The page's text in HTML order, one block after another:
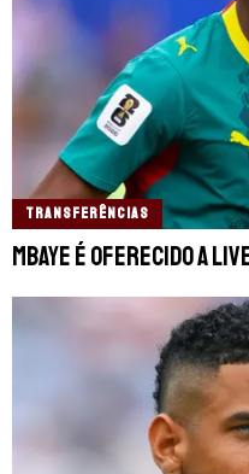
TRANSFERÊNCIAS
Mbaye é oferecido a